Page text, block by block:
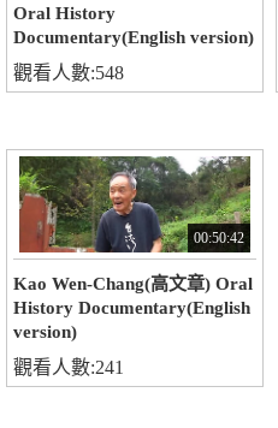
Oral History
Documentary(English version)
觀看人數:548
00:50:42
Kao Wen-Chang(高文章) Oral
History Documentary(English
version)
觀看人數:241